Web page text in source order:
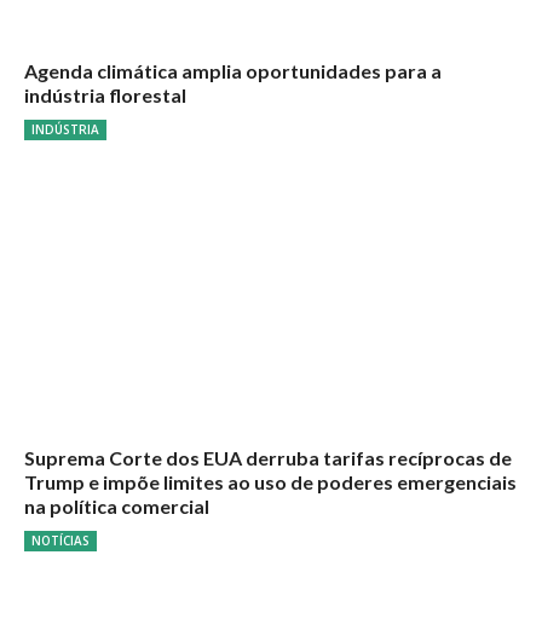
Agenda climática amplia oportunidades para a
indústria florestal
INDÚSTRIA
Suprema Corte dos EUA derruba tarifas recíprocas de
Trump e impõe limites ao uso de poderes emergenciais
na política comercial
NOTÍCIAS